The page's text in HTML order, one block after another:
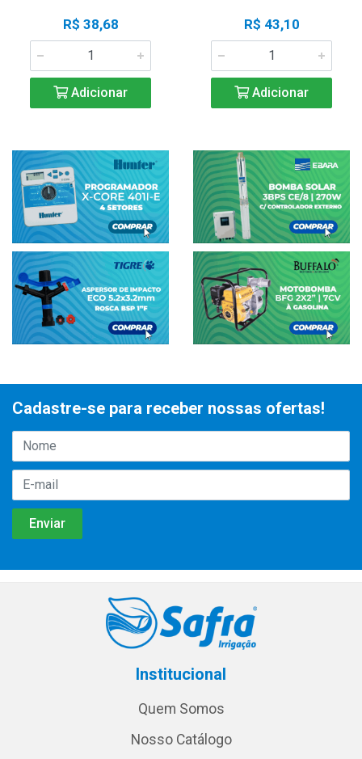
R$ 38,68
Adicionar
R$ 43,10
Adicionar
Cadastre-se para receber nossas ofertas!
Institucional
Quem Somos
Nosso Catálogo